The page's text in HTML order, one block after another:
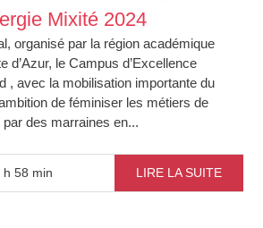
Mixité 2024
organisé par la région académique
d’Azur, le Campus d’Excellence
, avec la mobilisation importante du
de féminiser les métiers de
par des marraines en...
58 min LIRE LA SUITE